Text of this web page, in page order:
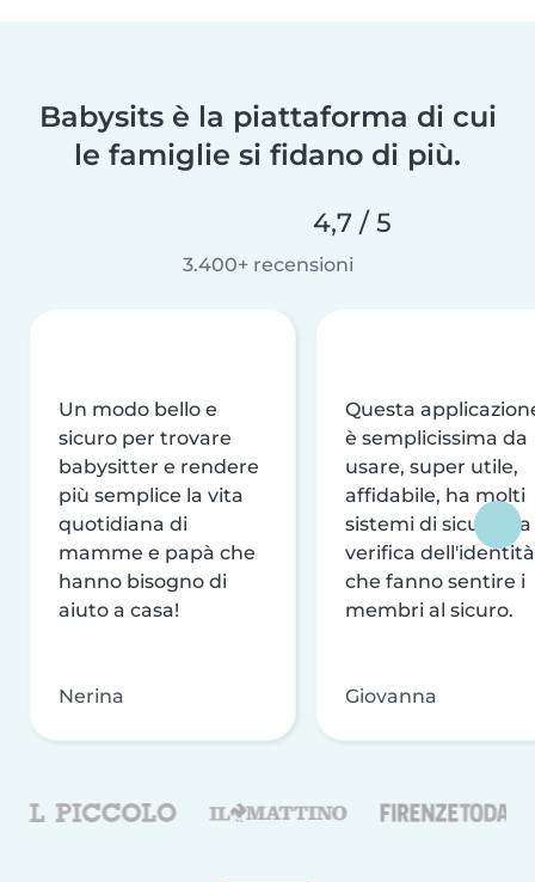
Babysits è la piattaforma di cui
le famiglie si fidano di più.
4,7 / 5
3.400+ recensioni
Un modo bello e
sicuro per trovare
babysitter e rendere
più semplice la vita
quotidiana di
mamme e papà che
hanno bisogno di
aiuto a casa!
Nerina
Questa
è semplicissima da
usare, super utile,
affidabile, ha molti
sistemi di sicurezza
verifica dell'identità
che fanno sentire i
membri al sicuro.
Giovanna